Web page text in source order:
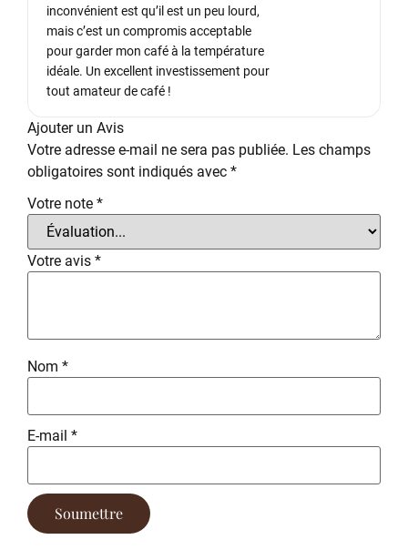
inconvénient est qu’il est un peu lourd,
mais c’est un compromis acceptable
pour garder mon café à la température
idéale. Un excellent investissement pour
tout amateur de café !
Ajouter un Avis
Votre adresse e-mail ne sera pas publiée. Les champs
obligatoires sont indiqués avec *
Votre note *
Votre avis *
Nom *
E-mail *